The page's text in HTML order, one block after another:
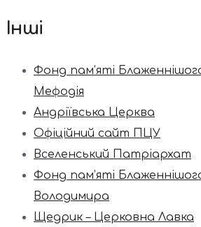
Інші
Фонд пам’яті
Мефодія
Андріївська Церква
Офіційний сайт ПЦУ
Вселенський Патріархат
Фонд пам’яті
Володимира
Щедрик – Церковна Лавка